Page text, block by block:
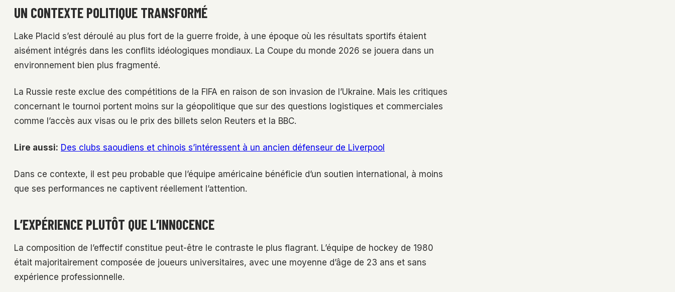
UN CONTEXTE POLITIQUE TRANSFORMÉ
Lake Placid s’est déroulé au plus fort de la guerre froide, à une époque où les résultats sportifs étaient
aisément intégrés dans les conflits idéologiques mondiaux. La Coupe du monde 2026 se jouera dans un
environnement bien plus fragmenté.
La Russie reste exclue des compétitions de la FIFA en raison de son invasion de l’Ukraine. Mais les critiques
concernant le tournoi portent moins sur la géopolitique que sur des questions logistiques et commerciales
comme l’accès aux visas ou le prix des billets selon Reuters et la BBC.
Lire aussi: Des clubs saoudiens et chinois s’intéressent à un ancien défenseur de Liverpool
Dans ce contexte, il est peu probable que l’équipe américaine bénéficie d’un soutien international, à moins
que ses performances ne captivent réellement l’attention.
L’EXPÉRIENCE PLUTÔT QUE L’INNOCENCE
La composition de l’effectif constitue peut-être le contraste le plus flagrant. L’équipe de hockey de 1980
était majoritairement composée de joueurs universitaires, avec une moyenne d’âge de 23 ans et sans
expérience professionnelle.